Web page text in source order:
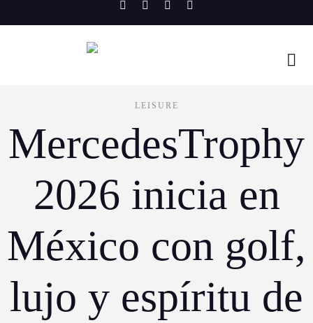
to
LEISURE
MercedesTrophy
2026 inicia en
México con golf,
lujo y espíritu de